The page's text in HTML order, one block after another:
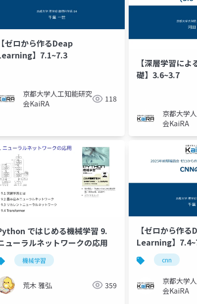
【ゼロから作るDeap
】7.1~7.3
京都大学人工知能研究
会KaiRA
118
【深層学習に
礎】3.6~3.7
京都大学
会KaiRA
ではじめる機械学習 9.
ューラルネットワークの応用
機械学習
荒木 雅弘 359
【ゼロから作る
Learning】
cnn
京都大学
会KaiRA